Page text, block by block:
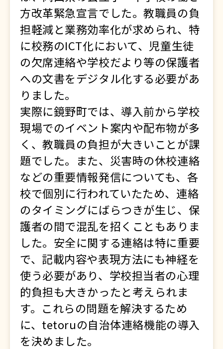
方改革緊急宣言でした。教職員の負
担軽減と業務効率化が求められ、特
に校務のICT化において、児童生徒
の欠席連絡や学校だより等の保護者
への文書をデジタル化する必要があ
りました。
実際に鏡野町では、導入前から学校
現場でのイベント案内や配布物が多
く、教職員の負担が大きいことが課
題でした。また、災害時の休校連絡
などの重要情報発信についても、各
校で個別に行われていたため、連絡
のタイミングにばらつきが生じ、保
護者の間で混乱を招くこともありま
した。安全に関する連絡は特に重要
で、記載内容や表現方法にも神経を
使う必要があり、学校担当者の心理
的負担も大きかったと考えられま
す。これらの問題を解決するため
に、tetoruの自治体連絡機能の導入
を決めました。